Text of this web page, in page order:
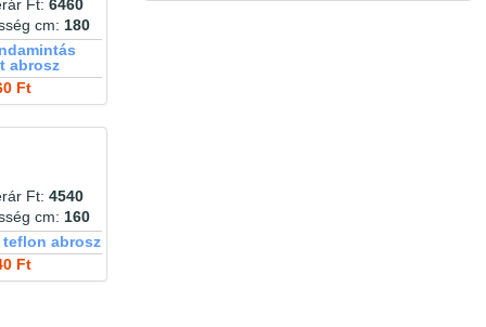
Ft:6460
cm: 180
abrosz
Ft
Ft:4540
cm: 160
teflon abrosz
Ft